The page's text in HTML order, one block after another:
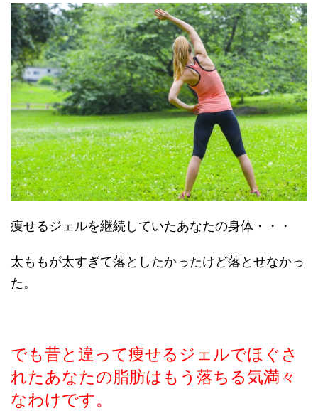
痩せるジェルを継続していたあなたの身体・・・
太ももが太すぎて落としたかったけど落とせなかっ
た。
でも昔と違って痩せるジェルでほぐさ
れたあなたの脂肪はもう落ちる気満々
なわけです。